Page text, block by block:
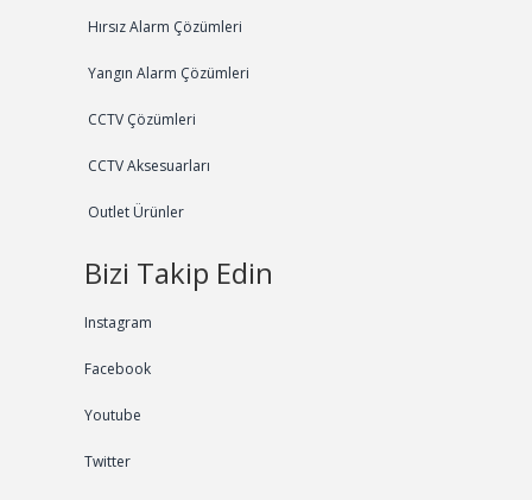
Hırsız Alarm Çözümleri
Yangın Alarm Çözümleri
CCTV Çözümleri
CCTV Aksesuarları
Outlet Ürünler
Bizi Takip Edin
Instagram
Facebook
Youtube
Twitter